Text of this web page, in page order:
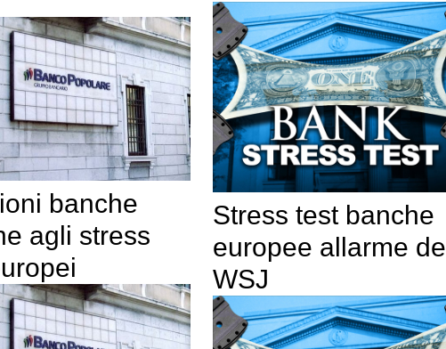
Stress test banche
europee allarme del
WSJ
banche
agli stress